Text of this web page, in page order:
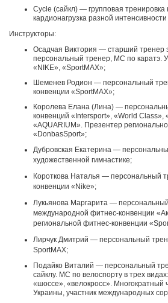
Cycle (сайкл) — групповая
кардионагрузка разной
Инструкторы:
Осадчая Виктория — старший тренер
персональный тренер, МС по каратэ.
«NIKE», «SportMAX»;
Шеменев Родион — персональный
конвенции «SportMAX»;
Королева Елана (Лина) —
конвенций «Intersport», «World Class»,
«AQUARIUM». Презентер
«DonbasSport»;
Дубровская Екатерина —
художественной гимнастике;
Короткова Наталья — персональный
конвенции «Nike»;
Лукьянова Маргарита —
международной фитнес-конвенции
региональной фитнес-конвенции
Лирчук Дмитрий — персональный
SportMAX;
Подайко Виталий — персональный
сайклу. МС по велоспорту в трех
«шоссе», «велокросс». Многократный
Украины, участник международных